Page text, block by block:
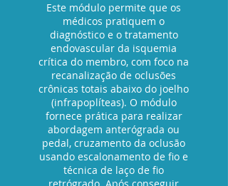
Este módulo permite que os
médicos pratiquem o
diagnóstico e o tratamento
endovascular da isquemia
crítica do membro, com foco na
recanalização de oclusões
crônicas totais abaixo do joelho
(infrapoplíteas). O módulo
fornece prática para realizar
abordagem anterógrada ou
pedal, cruzamento da oclusão
usando escalonamento de fio e
técnica de laço de fio